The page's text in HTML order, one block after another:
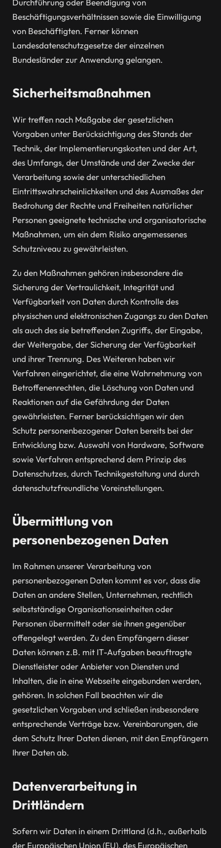
Durchführung oder Beendigung von
Beschäftigungsverhältnissen sowie die Einwilligung
von Beschäftigten. Ferner können
Landesdatenschutzgesetze der einzelnen
Bundesländer zur Anwendung gelangen.
Sicherheitsmaßnahmen
Wir treffen nach Maßgabe der gesetzlichen
Vorgaben unter Berücksichtigung des Stands der
Technik, der Implementierungskosten und der Art,
des Umfangs, der Umstände und der Zwecke der
Verarbeitung sowie der unterschiedlichen
Eintrittswahrscheinlichkeiten und des Ausmaßes der
Bedrohung der Rechte und Freiheiten natürlicher
Personen geeignete technische und organisatorische
Maßnahmen, um ein dem Risiko angemessenes
Schutzniveau zu gewährleisten.
Zu den Maßnahmen gehören insbesondere die
Sicherung der Vertraulichkeit, Integrität und
Verfügbarkeit von Daten durch Kontrolle des
physischen und elektronischen Zugangs zu den Daten
als auch des sie betreffenden Zugriffs, der Eingabe,
der Weitergabe, der Sicherung der Verfügbarkeit
und ihrer Trennung. Des Weiteren haben wir
Verfahren eingerichtet, die eine Wahrnehmung von
Betroffenenrechten, die Löschung von Daten und
Reaktionen auf die Gefährdung der Daten
gewährleisten. Ferner berücksichtigen wir den
Schutz personenbezogener Daten bereits bei der
Entwicklung bzw. Auswahl von Hardware, Software
sowie Verfahren entsprechend dem Prinzip des
Datenschutzes, durch Technikgestaltung und durch
datenschutzfreundliche Voreinstellungen.
Übermittlung von
personenbezogenen Daten
Im Rahmen unserer Verarbeitung von
personenbezogenen Daten kommt es vor, dass die
Daten an andere Stellen, Unternehmen, rechtlich
selbstständige Organisationseinheiten oder
Personen übermittelt oder sie ihnen gegenüber
offengelegt werden. Zu den Empfängern dieser
Daten können z.B. mit IT-Aufgaben beauftragte
Dienstleister oder Anbieter von Diensten und
Inhalten, die in eine Webseite eingebunden werden,
gehören. In solchen Fall beachten wir die
gesetzlichen Vorgaben und schließen insbesondere
entsprechende Verträge bzw. Vereinbarungen, die
dem Schutz Ihrer Daten dienen, mit den Empfängern
Ihrer Daten ab.
Datenverarbeitung in
Drittländern
Sofern wir Daten in einem Drittland (d.h., außerhalb
der Europäischen Union (EU), des Europäischen